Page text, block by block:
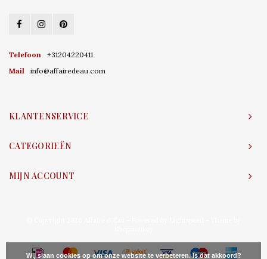
Telefoon
+31204220411
Mail
info@affairedeau.com
KLANTENSERVICE
CATEGORIEËN
MIJN ACCOUNT
Wij slaan cookies op om onze website te verbeteren. Is dat akkoord?